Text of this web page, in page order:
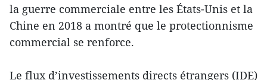
la guerre commerciale entre les États-Unis et la
Chine en 2018 a montré que le protectionnisme
commercial se renforce.
Le flux d’investissements directs étrangers (IDE)